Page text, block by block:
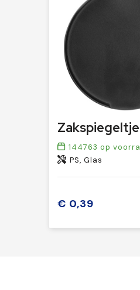
144763 op
PS, Glas
€ 0,39